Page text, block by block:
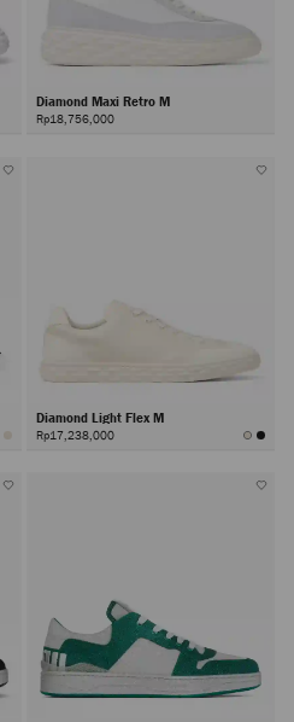
Diamond Maxi Retro M
Rp18,756,000
Diamond Light Flex M
Rp17,238,000